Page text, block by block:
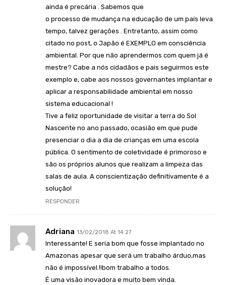
ainda é precária . Sabemos que
o processo de mudança na educação de um país leva
tempo, talvez gerações . Entretanto, assim como
citado no post, o Japão é EXEMPLO em consciência
ambiental. Por que não aprendermos com quem já é
mestre? Cabe a nós cidadãos e pais seguirmos este
exemplo e, cabe aos nossos governantes implantar e
aplicar a responsabilidade ambiental em nosso
sistema educacional !
Tive a feliz oportunidade de visitar a terra do Sol
Nascente no ano passado, ocasião em que pude
presenciar o dia a dia de crianças em uma escola
pública. O sentimento de coletividade é primoroso e
são os próprios alunos que realizam a limpeza das
salas de aula. A conscientização definitivamente é a
solução!
RESPONDER
Adriana 13/02/2018 At 14:27
Interessante! E seria bom que fosse implantado no
Amazonas apesar que será um trabalho árduo,mas
não é impossível.!!bom trabalho a todos.
É uma visão inovadora e muito bem vinda.